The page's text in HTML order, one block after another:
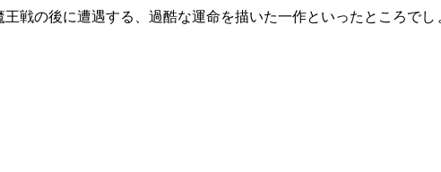
戦の後に遭遇する、過酷な運命を描いた一作といったところでし